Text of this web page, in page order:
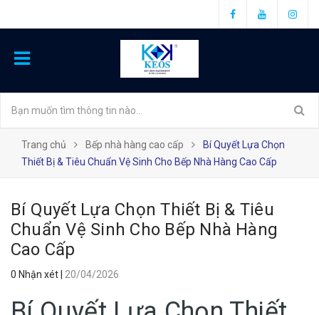
Trang chủ Bếp nhà hàng cao cấp
Bí Quyết Lựa Chọn
Thiết Bị & Tiêu Chuẩn Vệ Sinh Cho Bếp Nhà Hàng Cao Cấp
Bí Quyết Lựa Chọn Thiết Bị & Tiêu
Chuẩn Vệ Sinh Cho Bếp Nhà Hàng
Cao Cấp
0 Nhận xét 20/04/2026